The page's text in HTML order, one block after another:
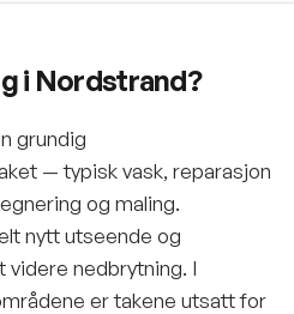
i Nordstrand?
grundig
— typisk vask, reparasjon
og maling.
nytt utseende og
nedbrytning. I
er takene utsatt for